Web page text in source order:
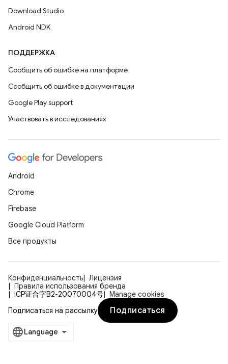
Download Studio
Android NDK
ПОДДЕРЖКА
Сообщить об ошибке на платформе
Сообщить об ошибке в документации
Google Play support
Участвовать в исследованиях
Android
Chrome
Firebase
Google Cloud Platform
Все продукты
Конфиденциальность
Лицензия
Правила использования бренда
ICP证合字B2-20070004号
Manage cookies
Подписаться на рассылку
Подписаться